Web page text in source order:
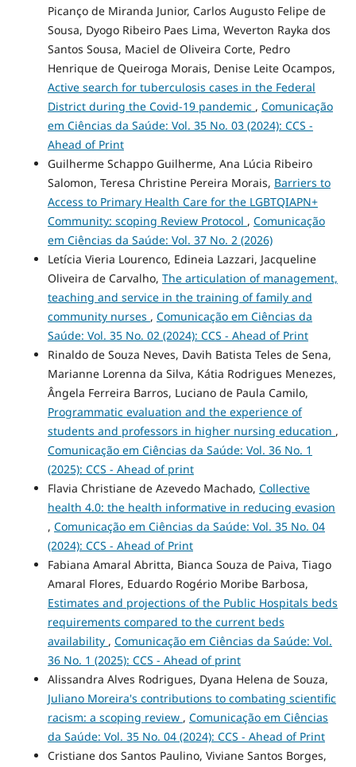
Picanço de Miranda Junior, Carlos Augusto Felipe de
Sousa, Dyogo Ribeiro Paes Lima, Weverton Rayka dos
Santos Sousa, Maciel de Oliveira Corte, Pedro
Henrique de Queiroga Morais, Denise Leite Ocampos,
Active search for tuberculosis cases in the Federal
District during the Covid-19 pandemic , Comunicação
em Ciências da Saúde: Vol. 35 No. 03 (2024): CCS -
Ahead of Print
Guilherme Schappo Guilherme, Ana Lúcia Ribeiro
Salomon, Teresa Christine Pereira Morais, Barriers to
Access to Primary Health Care for the LGBTQIAPN+
Community: scoping Review Protocol , Comunicação
em Ciências da Saúde: Vol. 37 No. 2 (2026)
Letícia Vieria Lourenco, Edineia Lazzari, Jacqueline
Oliveira de Carvalho, The articulation of management,
teaching and service in the training of family and
community nurses , Comunicação em Ciências da
Saúde: Vol. 35 No. 02 (2024): CCS - Ahead of Print
Rinaldo de Souza Neves, Davih Batista Teles de Sena,
Marianne Lorenna da Silva, Kátia Rodrigues Menezes,
Ângela Ferreira Barros, Luciano de Paula Camilo,
Programmatic evaluation and the experience of
students and professors in higher nursing education ,
Comunicação em Ciências da Saúde: Vol. 36 No. 1
(2025): CCS - Ahead of print
Flavia Christiane de Azevedo Machado, Collective
health 4.0: the health informative in reducing evasion
, Comunicação em Ciências da Saúde: Vol. 35 No. 04
(2024): CCS - Ahead of Print
Fabiana Amaral Abritta, Bianca Souza de Paiva, Tiago
Amaral Flores, Eduardo Rogério Moribe Barbosa,
Estimates and projections of the Public Hospitals beds
requirements compared to the current beds
availability , Comunicação em Ciências da Saúde: Vol.
36 No. 1 (2025): CCS - Ahead of print
Alissandra Alves Rodrigues, Dyana Helena de Souza,
Juliano Moreira's contributions to combating scientific
racism: a scoping review , Comunicação em Ciências
da Saúde: Vol. 35 No. 04 (2024): CCS - Ahead of Print
Cristiane dos Santos Paulino, Viviane Santos Borges,